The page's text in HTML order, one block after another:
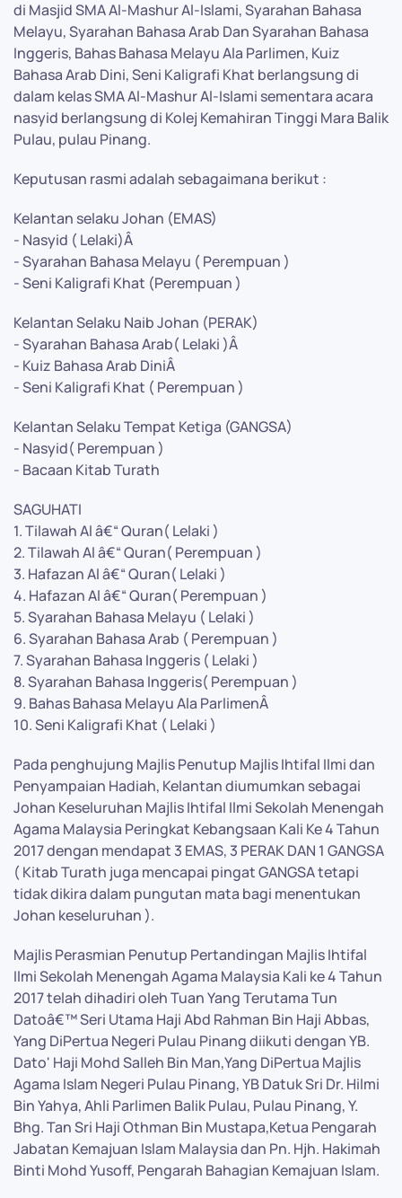
di Masjid SMA Al-Mashur Al-Islami, Syarahan Bahasa
Melayu, Syarahan Bahasa Arab Dan Syarahan Bahasa
Inggeris, Bahas Bahasa Melayu Ala Parlimen, Kuiz
Bahasa Arab Dini, Seni Kaligrafi Khat berlangsung di
dalam kelas SMA Al-Mashur Al-Islami sementara acara
nasyid berlangsung di Kolej Kemahiran Tinggi Mara Balik
Pulau, pulau Pinang.
Keputusan rasmi adalah sebagaimana berikut :
Kelantan selaku Johan (EMAS)
- Nasyid ( Lelaki)Â
- Syarahan Bahasa Melayu ( Perempuan )
- Seni Kaligrafi Khat (Perempuan )
Kelantan Selaku Naib Johan (PERAK)
- Syarahan Bahasa Arab( Lelaki )Â
- Kuiz Bahasa Arab DiniÂ
- Seni Kaligrafi Khat ( Perempuan )
Kelantan Selaku Tempat Ketiga (GANGSA)
- Nasyid( Perempuan )
- Bacaan Kitab Turath
SAGUHATI
1. Tilawah Al â€“ Quran( Lelaki )
2. Tilawah Al â€“ Quran( Perempuan )
3. Hafazan Al â€“ Quran( Lelaki )
4. Hafazan Al â€“ Quran( Perempuan )
5. Syarahan Bahasa Melayu ( Lelaki )
6. Syarahan Bahasa Arab ( Perempuan )
7. Syarahan Bahasa Inggeris ( Lelaki )
8. Syarahan Bahasa Inggeris( Perempuan )
9. Bahas Bahasa Melayu Ala ParlimenÂ
10. Seni Kaligrafi Khat ( Lelaki )
Pada penghujung Majlis Penutup Majlis Ihtifal Ilmi dan
Penyampaian Hadiah, Kelantan diumumkan sebagai
Johan Keseluruhan Majlis Ihtifal Ilmi Sekolah Menengah
Agama Malaysia Peringkat Kebangsaan Kali Ke 4 Tahun
2017 dengan mendapat 3 EMAS, 3 PERAK DAN 1 GANGSA
( Kitab Turath juga mencapai pingat GANGSA tetapi
tidak dikira dalam pungutan mata bagi menentukan
Johan keseluruhan ).
Majlis Perasmian Penutup Pertandingan Majlis Ihtifal
Ilmi Sekolah Menengah Agama Malaysia Kali ke 4 Tahun
2017 telah dihadiri oleh Tuan Yang Terutama Tun
Datoâ€™ Seri Utama Haji Abd Rahman Bin Haji Abbas,
Yang DiPertua Negeri Pulau Pinang diikuti dengan YB.
Dato' Haji Mohd Salleh Bin Man,Yang DiPertua Majlis
Agama Islam Negeri Pulau Pinang, YB Datuk Sri Dr. Hilmi
Bin Yahya, Ahli Parlimen Balik Pulau, Pulau Pinang, Y.
Bhg. Tan Sri Haji Othman Bin Mustapa,Ketua Pengarah
Jabatan Kemajuan Islam Malaysia dan Pn. Hjh. Hakimah
Binti Mohd Yusoff, Pengarah Bahagian Kemajuan Islam.